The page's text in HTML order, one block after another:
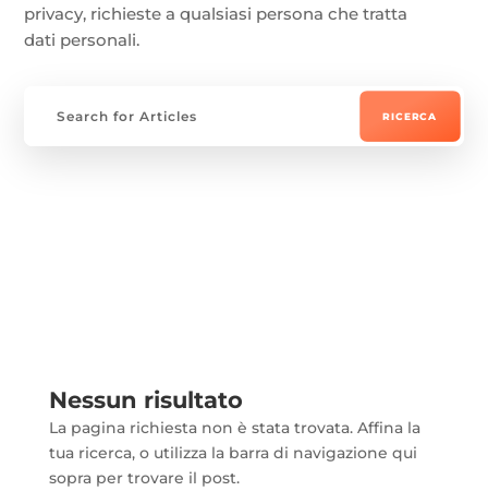
privacy, richieste a qualsiasi persona che tratta
dati personali.
Nessun risultato
La pagina richiesta non è stata trovata. Affina la
tua ricerca, o utilizza la barra di navigazione qui
sopra per trovare il post.